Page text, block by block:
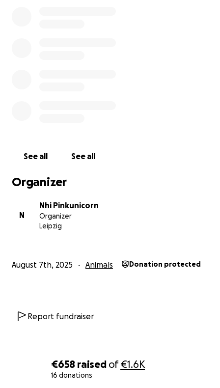
€658 raised of€1.6K
16 donations
#SaveVuk #FellMitHerz #Spendenaktion #Tierhilfe
See all See all
Organizer
N
Nhi Pinkunicorn
Organizer
Leipzig
August 7th, 2025 Animals Donation protected
Report fundraiser